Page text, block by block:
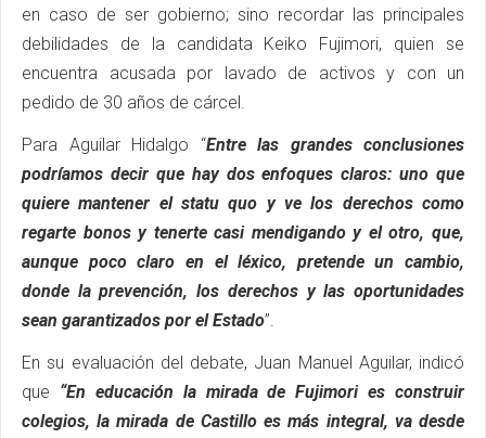
en caso de ser gobierno; sino recordar las principales
debilidades de la candidata Keiko Fujimori, quien se
encuentra acusada por lavado de activos y con un
pedido de 30 años de cárcel.
Para Aguilar Hidalgo “Entre las grandes conclusiones
podríamos decir que hay dos enfoques claros: uno que
quiere mantener el statu quo y ve los derechos como
regarte bonos y tenerte casi mendigando y el otro, que,
aunque poco claro en el léxico, pretende un cambio,
donde la prevención, los derechos y las oportunidades
sean garantizados por el Estado”.
En su evaluación del debate, Juan Manuel Aguilar, indicó
que “En educación la mirada de Fujimori es construir
colegios, la mirada de Castillo es más integral, va desde